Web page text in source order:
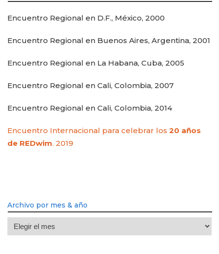
Encuentro Regional en D.F., México, 2000
Encuentro Regional en Buenos Aires, Argentina, 2001
Encuentro Regional en La Habana, Cuba, 2005
Encuentro Regional en Cali, Colombia, 2007
Encuentro Regional en Cali, Colombia, 2014
Encuentro Internacional para celebrar los 20 años
de REDwim. 2019
Archivo por mes & año
Archivo
por